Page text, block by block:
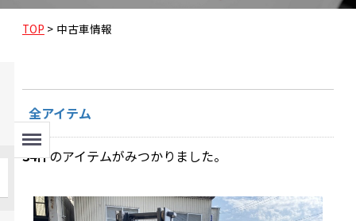
TOP > 中古車情報
Menu
全アイテム
34件のアイテムがみつかりました。